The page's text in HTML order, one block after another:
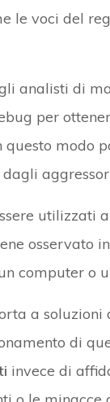
le voci del
analisti di
per
questo modo
utilizzati
osservato
computer o
a
di
invece di